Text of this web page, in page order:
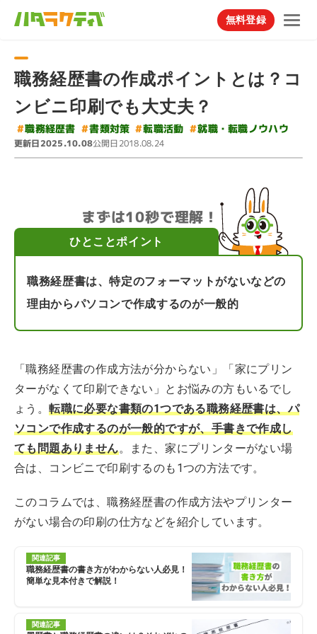
無料登録
職務経歴書の作成ポイントとは？コ
ンビニ印刷でも大丈夫？
#職務経歴書 #書類対策 #転職活動 #就職・転職ノウハウ
更新日2025.10.08公開日2018.08.24
まずは10秒で理解！
ひとことポイント
職務経歴書は、特定のフォーマットがないなどの
理由からパソコンで作成するのが一般的
「職務経歴書の作成方法が分からない」「家にプリン
ターがなくて印刷できない」とお悩みの方もいるでし
ょう。転職に必要な書類の1つである職務経歴書は、パ
ソコンで作成するのが一般的ですが、手書きで作成し
ても問題ありません。また、家にプリンターがない場
合は、コンビニで印刷するのも1つの方法です。
このコラムでは、職務経歴書の作成方法やプリンター
がない場合の印刷の仕方などを紹介しています。
関連記事
職務経歴書の書き方がわからない人必見！
簡単な見本付きで解説！
関連記事